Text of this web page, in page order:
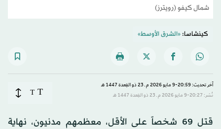
شمال كيفو (رويترز)
كينشاسا:«الشرق الأوسط»
آخر تحديث: 20:59-9 مايو 2026 م ـ 23 ذو القِعدة 1447 هـ
نُشر: 20:27-9 مايو 2026 م ـ 23 ذو القِعدة 1447 هـ
T
T
قتل 69 شخصاً على الأقل، معظمهم مدنيون، نهاية